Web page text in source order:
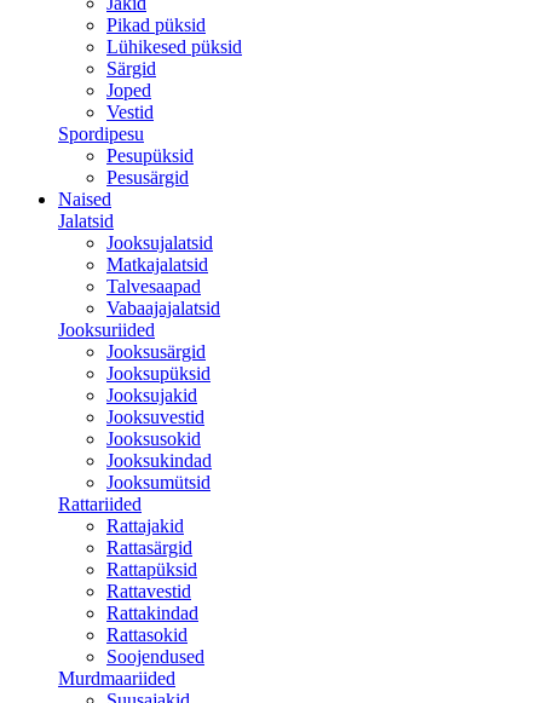
Pikad püksid
Lühikesed püksid
Särgid
Joped
Vestid
Spordipesu
Pesupüksid
Pesusärgid
Naised
Jalatsid
Jooksujalatsid
Matkajalatsid
Talvesaapad
Vabaajajalatsid
Jooksuriided
Jooksusärgid
Jooksupüksid
Jooksujakid
Jooksuvestid
Jooksusokid
Jooksukindad
Jooksumütsid
Rattariided
Rattajakid
Rattasärgid
Rattapüksid
Rattavestid
Rattakindad
Rattasokid
Soojendused
Murdmaariided